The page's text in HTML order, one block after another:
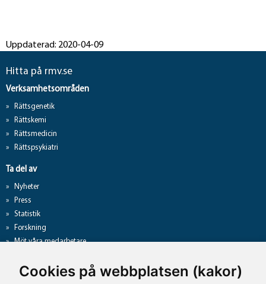
Cookies på webbplatsen (kakor)
Uppdaterad: 2020-04-09
Hitta på rmv.se
Verksamhetsområden
Rättsgenetik
Rättskemi
Rättsmedicin
Rättspsykiatri
Ta del av
Nyheter
Press
Statistik
Forskning
Möt våra medarbetare
Gå direkt till